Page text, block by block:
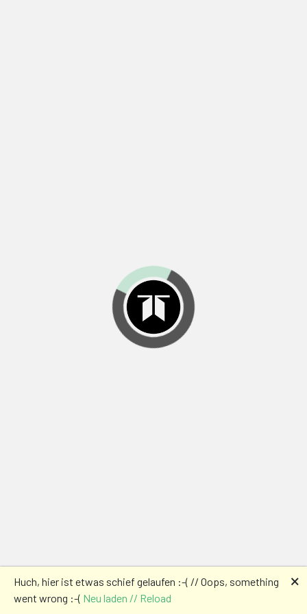
Huch, hier ist etwas schief gelaufen :-( // Oops, something
went wrong :-( Neu laden // Reload
🗙